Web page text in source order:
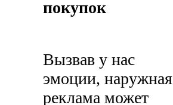
покупок
Вызвав у нас
эмоции, наружная
реклама может